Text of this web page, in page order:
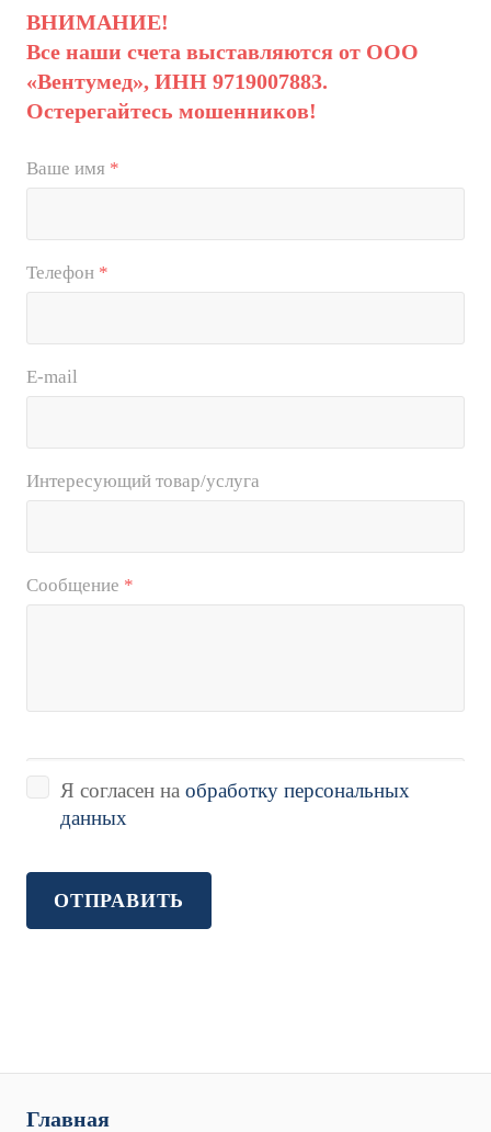
ВНИМАНИЕ!
Все наши счета выставляются от ООО
«Вентумед», ИНН 9719007883.
Остерегайтесь мошенников!
Ваше имя *
Телефон *
E-mail
Интересующий товар/услуга
Сообщение *
Я согласен на обработку персональных
данных
Главная